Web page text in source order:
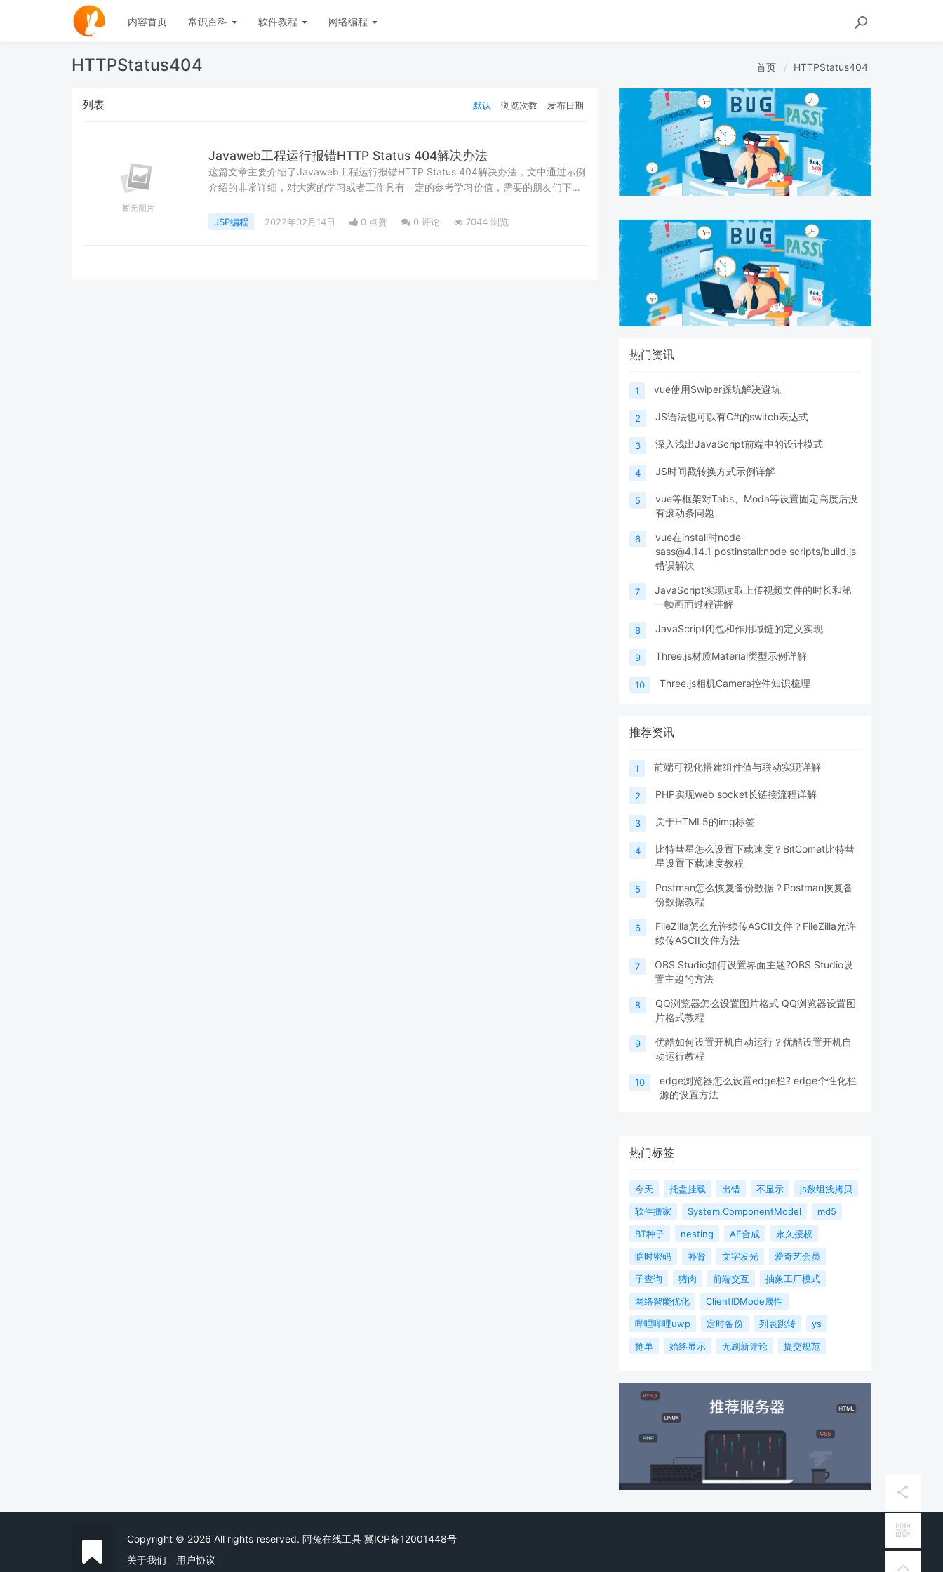
内容首页 常识百科 软件教程 网络编程
HTTPStatus404 首页 HTTPStatus404
列表 默认 浏览次数 发布日期
Javaweb工程运行报错HTTP Status 404解决办法
这篇文章主要介绍了Javaweb工程运行报错HTTP Status 404解决办法，文中通过示例
介绍的非常详细，对大家的学习或者工作具有一定的参考学习价值，需要的朋友们下面
JSP编程 2022年02月14日 0 点赞 0 评论 7044 浏览
热门资讯
1 vue使用Swiper踩坑解决避坑
2 JS语法也可以有C#的switch表达式
3 深入浅出JavaScript前端中的设计模式
4 JS时间戳转换方式示例详解
5
vue等框架对Tabs、Moda等设置固定高度后没
有滚动条问题
6
vue在install时node-
sass@4.14.1 postinstall:node scripts/build.js
错误解决
7
JavaScript实现读取上传视频文件的时长和第
一帧画面过程讲解
8 JavaScript闭包和作用域链的定义实现
9 Three.js材质Material类型示例详解
10 Three.js相机Camera控件知识梳理
推荐资讯
1 前端可视化搭建组件值与联动实现详解
2 PHP实现web socket长链接流程详解
3 关于HTML5的img标签
4
比特彗星怎么设置下载速度？BitComet比特彗
星设置下载速度教程
5
Postman怎么恢复备份数据？Postman恢复备
份数据教程
6
FileZilla怎么允许续传ASCII文件？FileZilla允许
续传ASCII文件方法
7
OBS Studio如何设置界面主题?OBS Studio设
置主题的方法
8
QQ浏览器怎么设置图片格式 QQ浏览器设置图
片格式教程
9
优酷如何设置开机自动运行？优酷设置开机自
动运行教程
10
edge浏览器怎么设置edge栏? edge个性化栏
源的设置方法
热门标签
今天 托盘挂载 出错 不显示
js数组浅拷贝
软件搬家
System.ComponentModel
md5
BT种子
nesting AE合成
永久授权
临时密码
补肾 文字发光
爱奇艺会员
子查询
猪肉 前端交互
抽象工厂模式
网络智能优化
ClientIDMode属性
哔哩哔哩uwp
定时备份 列表跳转
ys
抢单
始终显示 无刷新评论 提交规范
Copyright © 2026 All rights reserved. 阿兔在线工具 冀ICP备12001448号
关于我们
用户协议